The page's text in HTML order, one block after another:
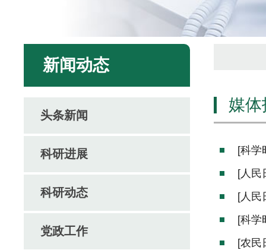
新闻动态
头条新闻
科研进展
科研动态
党政工作
媒
[科学
[人民
[人民
[科学
[农民